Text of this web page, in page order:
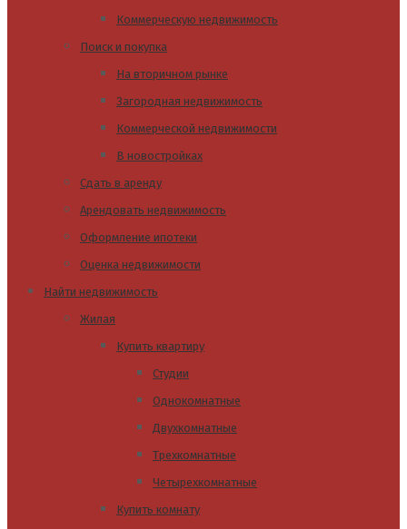
Коммерческую недвижимость
Поиск и покупка
На вторичном рынке
Загородная недвижимость
Коммерческой недвижимости
В новостройках
Сдать в аренду
Арендовать недвижимость
Оформление ипотеки
Оценка недвижимости
Найти недвижимость
Жилая
Купить квартиру
Студии
Однокомнатные
Двухкомнатные
Трехкомнатные
Четырехкомнатные
Купить комнату